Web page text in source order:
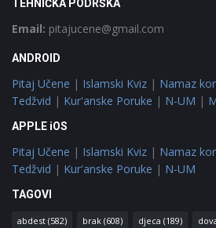
TEHNIČKA PODRŠKA
Email: pitajucene@gmail.com
ANDROID
Pitaj Učene | Islamski Kviz | Namaz
Tedžvid | Kur'anske Poruke | N-UM |
APPLE iOS
Pitaj Učene | Islamski Kviz | Namaz
Tedžvid | Kur'anske Poruke | N-UM
TAGOVI
abdest (582) brak (608) djeca (189)